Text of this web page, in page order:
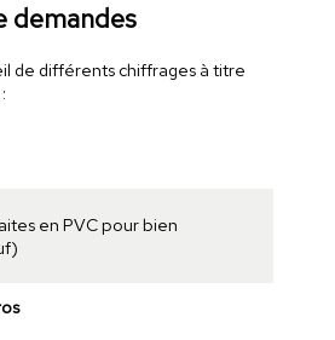
demandes
de différents chiffrages à titre
en PVC pour bien